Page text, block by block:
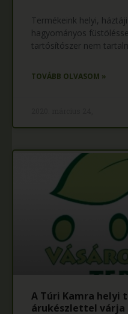
Termékeink helyi,
hagyományos
tartósítószer nem
TOVÁBB OLVASOM »
A Túri Kamra helyi
árukészlettel várja